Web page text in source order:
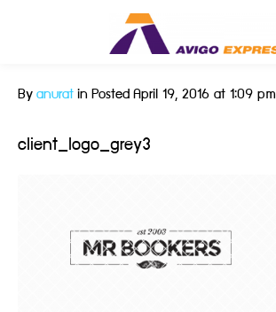
ByanuratinPostedApril 19, 2016 at 1:09 pm
client_logo_grey3